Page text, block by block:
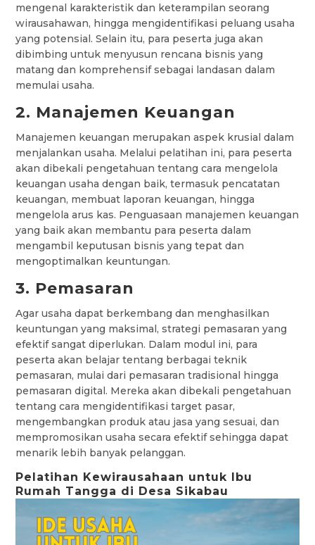
mengenal karakteristik dan keterampilan seorang
wirausahawan, hingga mengidentifikasi peluang usaha
yang potensial. Selain itu, para peserta juga akan
dibimbing untuk menyusun rencana bisnis yang
matang dan komprehensif sebagai landasan dalam
memulai usaha.
2. Manajemen Keuangan
Manajemen keuangan merupakan aspek krusial dalam
menjalankan usaha. Melalui pelatihan ini, para peserta
akan dibekali pengetahuan tentang cara mengelola
keuangan usaha dengan baik, termasuk pencatatan
keuangan, membuat laporan keuangan, hingga
mengelola arus kas. Penguasaan manajemen keuangan
yang baik akan membantu para peserta dalam
mengambil keputusan bisnis yang tepat dan
mengoptimalkan keuntungan.
3. Pemasaran
Agar usaha dapat berkembang dan menghasilkan
keuntungan yang maksimal, strategi pemasaran yang
efektif sangat diperlukan. Dalam modul ini, para
peserta akan belajar tentang berbagai teknik
pemasaran, mulai dari pemasaran tradisional hingga
pemasaran digital. Mereka akan dibekali pengetahuan
tentang cara mengidentifikasi target pasar,
mengembangkan produk atau jasa yang sesuai, dan
mempromosikan usaha secara efektif sehingga dapat
menarik lebih banyak pelanggan.
Pelatihan Kewirausahaan untuk Ibu
Rumah Tangga di Desa Sikabau